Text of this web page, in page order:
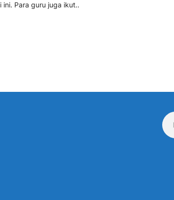
ini. Para guru juga ikut..